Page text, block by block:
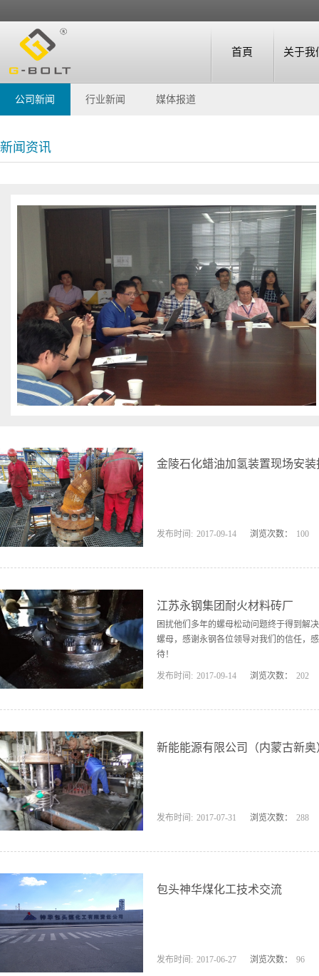
首頁 关于我
公司新闻 行业新闻 媒体报道
新闻资讯
金陵石化蜡油加氢装置现场安装
发布时间: 2017-09-14 浏览次数： 100
江苏永钢集团耐火材料砖厂
困扰他们多年的螺母松动问题终于得到解
螺母，感谢永钢各位领导对我们的信任，
待！
发布时间: 2017-09-14 浏览次数： 202
新能能源有限公司（内蒙古新奥
发布时间: 2017-07-31 浏览次数： 288
包头神华煤化工技术交流
发布时间: 2017-06-27 浏览次数： 96